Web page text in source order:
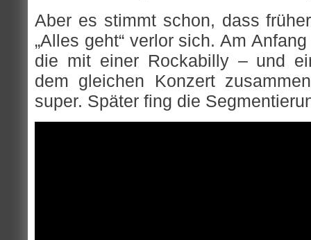
Aber es stimmt schon, dass
„Alles geht“ verlor sich. Am
die mit einer Rockabilly – und
dem gleichen Konzert
super. Später fing die